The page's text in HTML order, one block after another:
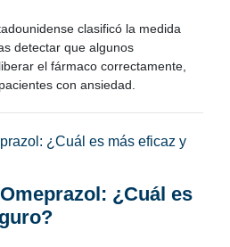
clasificó la medida
detectar que algunos
el fármaco correctamente,
con ansiedad.
¿Cuál es